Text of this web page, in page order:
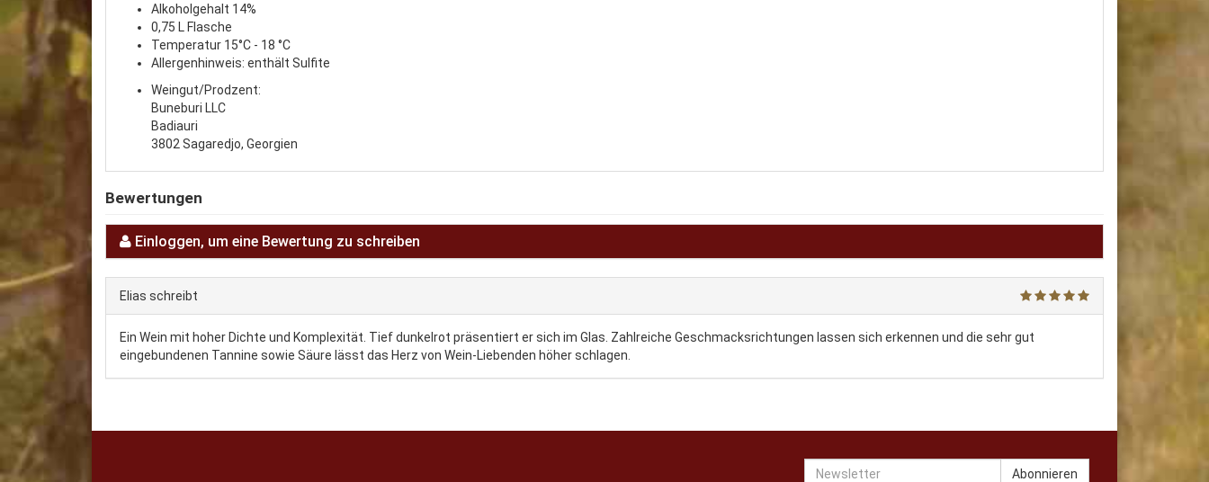
Alkoholgehalt 14%
0,75 L Flasche
Temperatur 15°C - 18 °C
Allergenhinweis: enthält Sulfite
Weingut/Prodzent:
Buneburi LLC
Badiauri
3802 Sagaredjo, Georgien
Bewertungen
Einloggen, um eine Bewertung zu schreiben
Elias schreibt
Ein Wein mit hoher Dichte und Komplexität. Tief dunkelrot präsentiert er sich im Glas. Zahlreiche Geschmacksrichtungen lassen sich erkennen und die sehr gut
eingebundenen Tannine sowie Säure lässt das Herz von Wein-Liebenden höher schlagen.
Newsletter Abonnieren